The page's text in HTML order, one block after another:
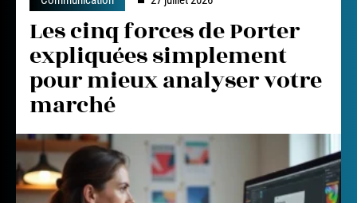
Les cinq forces de Porter
expliquées simplement
pour mieux analyser votre
marché